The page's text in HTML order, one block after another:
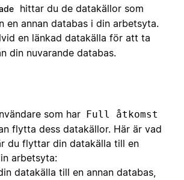
hittar du de datakällor som
en annan databas i din arbetsyta.
en länkad datakälla för att ta
din nuvarande databas.
som har Full åtkomst
flytta dess datakällor. Här är vad
du flyttar din datakälla till en
arbetsyta:
datakälla till en annan databas,